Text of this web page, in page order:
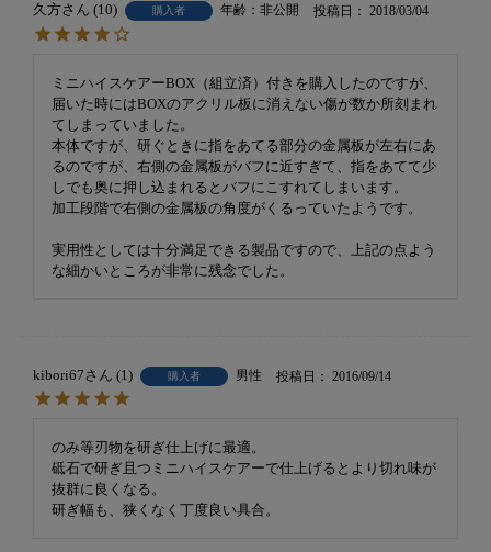
久方 10 購入者 非公開 投稿日 2018/03/04
ミニハイスケアーBOX（組立済）付きを購入したのですが、
届いた時にはBOXのアクリル板に消えない傷が数か所刻まれ
てしまっていました。
本体ですが、研ぐときに指をあてる部分の金属板が左右にあ
るのですが、右側の金属板がバフに近すぎて、指をあてて少
しでも奥に押し込まれるとバフにこすれてしまいます。
加工段階で右側の金属板の角度がくるっていたようです。
実用性としては十分満足できる製品ですので、上記の点よう
な細かいところが非常に残念でした。
kibori67 1 購入者 男性 投稿日 2016/09/14
のみ等刃物を研ぎ仕上げに最適。
砥石で研ぎ且つミニハイスケアーで仕上げるとより切れ味が
抜群に良くなる。
研ぎ幅も、狭くなく丁度良い具合。